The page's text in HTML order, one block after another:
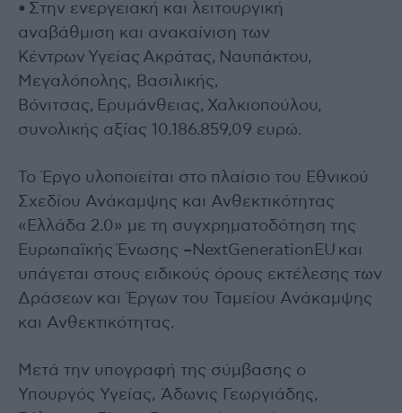
• Στην ενεργειακή και λειτουργική
αναβάθμιση και ανακαίνιση των
Κέντρων Υγείας Ακράτας, Ναυπάκτου,
Μεγαλόπολης, Βασιλικής,
Βόνιτσας, Ερυμάνθειας, Χαλκιοπούλου,
συνολικής αξίας 10.186.859,09 ευρώ.
Το Έργο υλοποιείται στο πλαίσιο του Εθνικού
Σχεδίου Ανάκαμψης και Ανθεκτικότητας
«Ελλάδα 2.0» με τη συγχρηματοδότηση της
Ευρωπαϊκής Ένωσης –NextGenerationEU και
υπάγεται στους ειδικούς όρους εκτέλεσης των
Δράσεων και Έργων του Ταμείου Ανάκαμψης
και Ανθεκτικότητας.
Μετά την υπογραφή της σύμβασης ο
Υπουργός Υγείας, Άδωνις Γεωργιάδης,